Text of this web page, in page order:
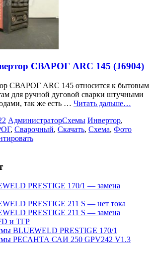
СВАРОГ ARC 145 (J6904)
СВАРОГ ARC 145 относится к бытовым
для ручной дуговой сварки штучными
так же есть … Читать дальше…
АдминистраторСхемы Инвертор,
, Сварочный, Скачать, Схема, Фото
PRESTIGE 170/1 — замена
PRESTIGE 211 S — нет тока
PRESTIGE 211 S — замена
и ТГР
BLUEWELD PRESTIGE 170/1
РЕСАНТА САИ 250 GPV242 V1.3